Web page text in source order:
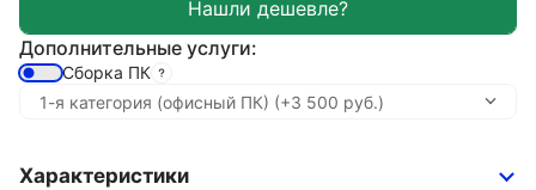
Дополнительные услуги:
Сборка ПК
Характеристики